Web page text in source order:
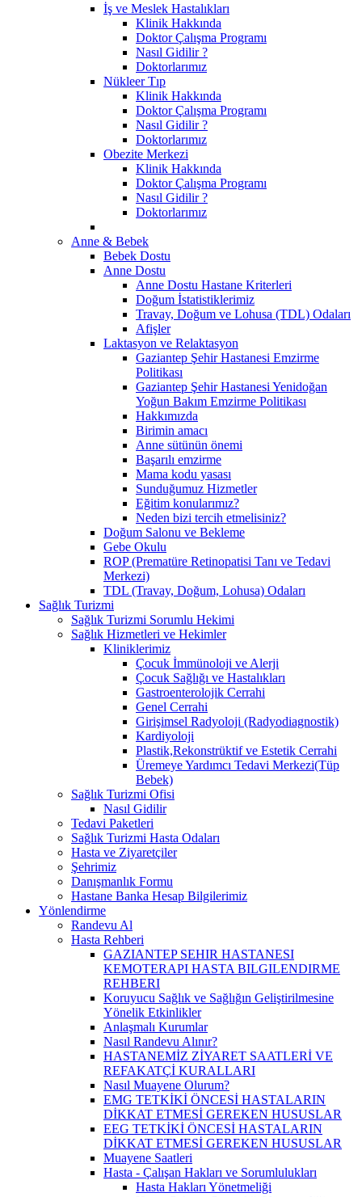
İş ve Meslek Hastalıkları
Klinik Hakkında
Doktor Çalışma Programı
Nasıl Gidilir ?
Doktorlarımız
Nükleer Tıp
Klinik Hakkında
Doktor Çalışma Programı
Nasıl Gidilir ?
Doktorlarımız
Obezite Merkezi
Klinik Hakkında
Doktor Çalışma Programı
Nasıl Gidilir ?
Doktorlarımız
Anne & Bebek
Bebek Dostu
Anne Dostu
Anne Dostu Hastane Kriterleri
Doğum İstatistiklerimiz
Travay, Doğum ve Lohusa (TDL) Odaları
Afişler
Laktasyon ve Relaktasyon
Gaziantep Şehir Hastanesi Emzirme
Politikası
Gaziantep Şehir Hastanesi Yenidoğan
Yoğun Bakım Emzirme Politikası
Hakkımızda
Birimin amacı
Anne sütünün önemi
Başarılı emzirme
Mama kodu yasası
Sunduğumuz Hizmetler
Eğitim konularımız?
Neden bizi tercih etmelisiniz?
Doğum Salonu ve Bekleme
Gebe Okulu
ROP (Prematüre Retinopatisi Tanı ve Tedavi
Merkezi)
TDL (Travay, Doğum, Lohusa) Odaları
Sağlık Turizmi
Sağlık Turizmi Sorumlu Hekimi
Sağlık Hizmetleri ve Hekimler
Kliniklerimiz
Çocuk İmmünoloji ve Alerji
Çocuk Sağlığı ve Hastalıkları
Gastroenterolojik Cerrahi
Genel Cerrahi
Girişimsel Radyoloji (Radyodiagnostik)
Kardiyoloji
Plastik,Rekonstrüktif ve Estetik Cerrahi
Üremeye Yardımcı Tedavi Merkezi(Tüp
Bebek)
Sağlık Turizmi Ofisi
Nasıl Gidilir
Tedavi Paketleri
Sağlık Turizmi Hasta Odaları
Hasta ve Ziyaretçiler
Şehrimiz
Danışmanlık Formu
Hastane Banka Hesap Bilgilerimiz
Yönlendirme
Randevu Al
Hasta Rehberi
GAZIANTEP SEHIR HASTANESI
KEMOTERAPI HASTA BILGILENDIRME
REHBERI
Koruyucu Sağlık ve Sağlığın Geliştirilmesine
Yönelik Etkinlikler
Anlaşmalı Kurumlar
Nasıl Randevu Alınır?
HASTANEMİZ ZİYARET SAATLERİ VE
REFAKATÇİ KURALLARI
Nasıl Muayene Olurum?
EMG TETKİKİ ÖNCESİ HASTALARIN
DİKKAT ETMESİ GEREKEN HUSUSLAR
EEG TETKİKİ ÖNCESİ HASTALARIN
DİKKAT ETMESİ GEREKEN HUSUSLAR
Muayene Saatleri
Hasta - Çalışan Hakları ve Sorumlulukları
Hasta Hakları Yönetmeliği